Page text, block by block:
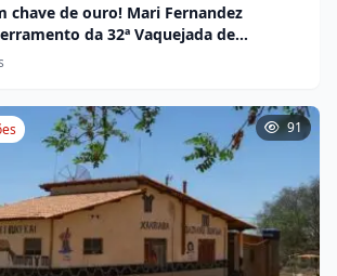
chave de ouro! Mari Fernandez
da 32ª Vaquejada de
91